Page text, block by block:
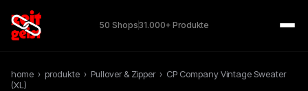
50 Shops31.000+ Produkte
home › produkte › Pullover & Zipper › CP Company Vintage Sweater
(XL)